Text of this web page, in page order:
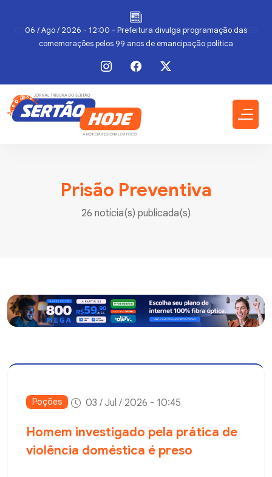
06 / Ago / 2026 - 12:00 - Prefeitura divulga programação das
comemorações pelos 99 anos de emancipação política
Prisão Preventiva
26 notícia(s) publicada(s)
Poções 03 / Jul / 2026 - 10:45
Homem investigado pela prática de
violência doméstica é preso